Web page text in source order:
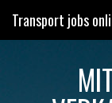
Transport jobs